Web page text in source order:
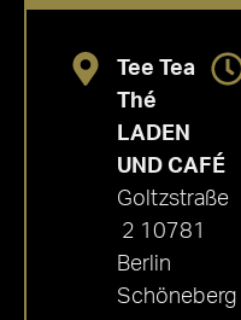
Tee Tea
Thé
LADEN
UND CAFÉ
Goltzstraße
2 10781
Berlin
Schöneberg